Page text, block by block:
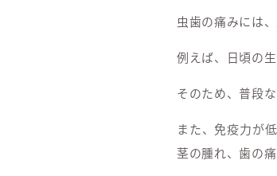
虫歯の痛みには
例えば、日頃の
そのため、普段
また、免疫力が
茎の腫れ、歯の